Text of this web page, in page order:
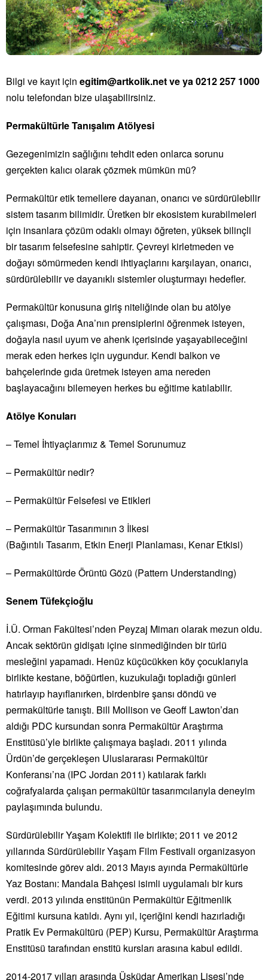
Bilgi ve kayıt için egitim@artkolik.net ve ya 0212 257 1000
nolu telefondan bize ulaşabilirsiniz.
Permakültürle Tanışalım Atölyesi
Gezegenimizin sağlığını tehdit eden onlarca sorunu
gerçekten kalıcı olarak çözmek mümkün mü?
Permakültür etik temellere dayanan, onarıcı ve sürdürülebilir
sistem tasarım bilimidir. Üretken bir ekosistem kurabilmeleri
için insanlara çözüm odaklı olmayı öğreten, yüksek bilinçli
bir tasarım felsefesine sahiptir. Çevreyi kirletmeden ve
doğayı sömürmeden kendi ihtiyaçlarını karşılayan, onarıcı,
sürdürülebilir ve dayanıklı sistemler oluşturmayı hedefler.
Permakültür konusuna giriş niteliğinde olan bu atölye
çalışması, Doğa Ana’nın prensiplerini öğrenmek isteyen,
doğayla nasıl uyum ve ahenk içerisinde yaşayabileceğini
merak eden herkes için uygundur. Kendi balkon ve
bahçelerinde gıda üretmek isteyen ama nereden
başlayacağını bilemeyen herkes bu eğitime katılabilir.
Atölye Konuları
– Temel İhtiyaçlarımız & Temel Sorunumuz
– Permakültür nedir?
– Permakültür Felsefesi ve Etikleri
– Permakültür Tasarımının 3 İlkesi
(Bağıntılı Tasarım, Etkin Enerji Planlaması, Kenar Etkisi)
– Permakültürde Örüntü Gözü (Pattern Understanding)
Senem Tüfekçioğlu
İ.Ü. Orman Fakültesi’nden Peyzaj Mimarı olarak mezun oldu.
Ancak sektörün gidişatı içine sinmediğinden bir türlü
mesleğini yapamadı. Henüz küçücükken köy çocuklarıyla
birlikte kestane, böğürtlen, kuzukulağı topladığı günleri
hatırlayıp hayıflanırken, birdenbire şansı döndü ve
permakültürle tanıştı. Bill Mollison ve Geoff Lawton’dan
aldığı PDC kursundan sonra Permakültür Araştırma
Enstitüsü’yle birlikte çalışmaya başladı. 2011 yılında
Ürdün’de gerçekleşen Uluslararası Permakültür
Konferansı’na (IPC Jordan 2011) katılarak farklı
coğrafyalarda çalışan permakültür tasarımcılarıyla deneyim
paylaşımında bulundu.
Sürdürülebilir Yaşam Kolektifi ile birlikte; 2011 ve 2012
yıllarında Sürdürülebilir Yaşam Film Festivali organizasyon
komitesinde görev aldı. 2013 Mayıs ayında Permakültürle
Yaz Bostanı: Mandala Bahçesi isimli uygulamalı bir kurs
verdi. 2013 yılında enstitünün Permakültür Eğitmenlik
Eğitimi kursuna katıldı. Aynı yıl, içeriğini kendi hazırladığı
Pratik Ev Permakültürü (PEP) Kursu, Permakültür Araştırma
Enstitüsü tarafından enstitü kursları arasına kabul edildi.
2014-2017 yılları arasında Üsküdar Amerikan Lisesi’nde